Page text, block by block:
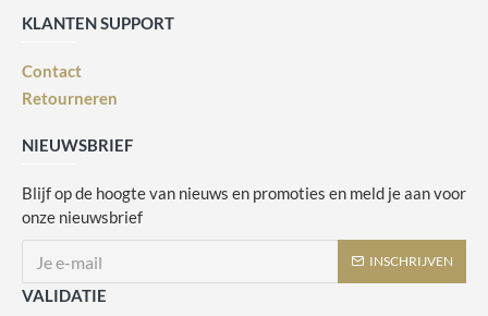
KLANTEN SUPPORT
Contact
Retourneren
NIEUWSBRIEF
Blijf op de hoogte van nieuws en promoties en meld je aan voor
onze nieuwsbrief
INSCHRIJVEN
VALIDATIE